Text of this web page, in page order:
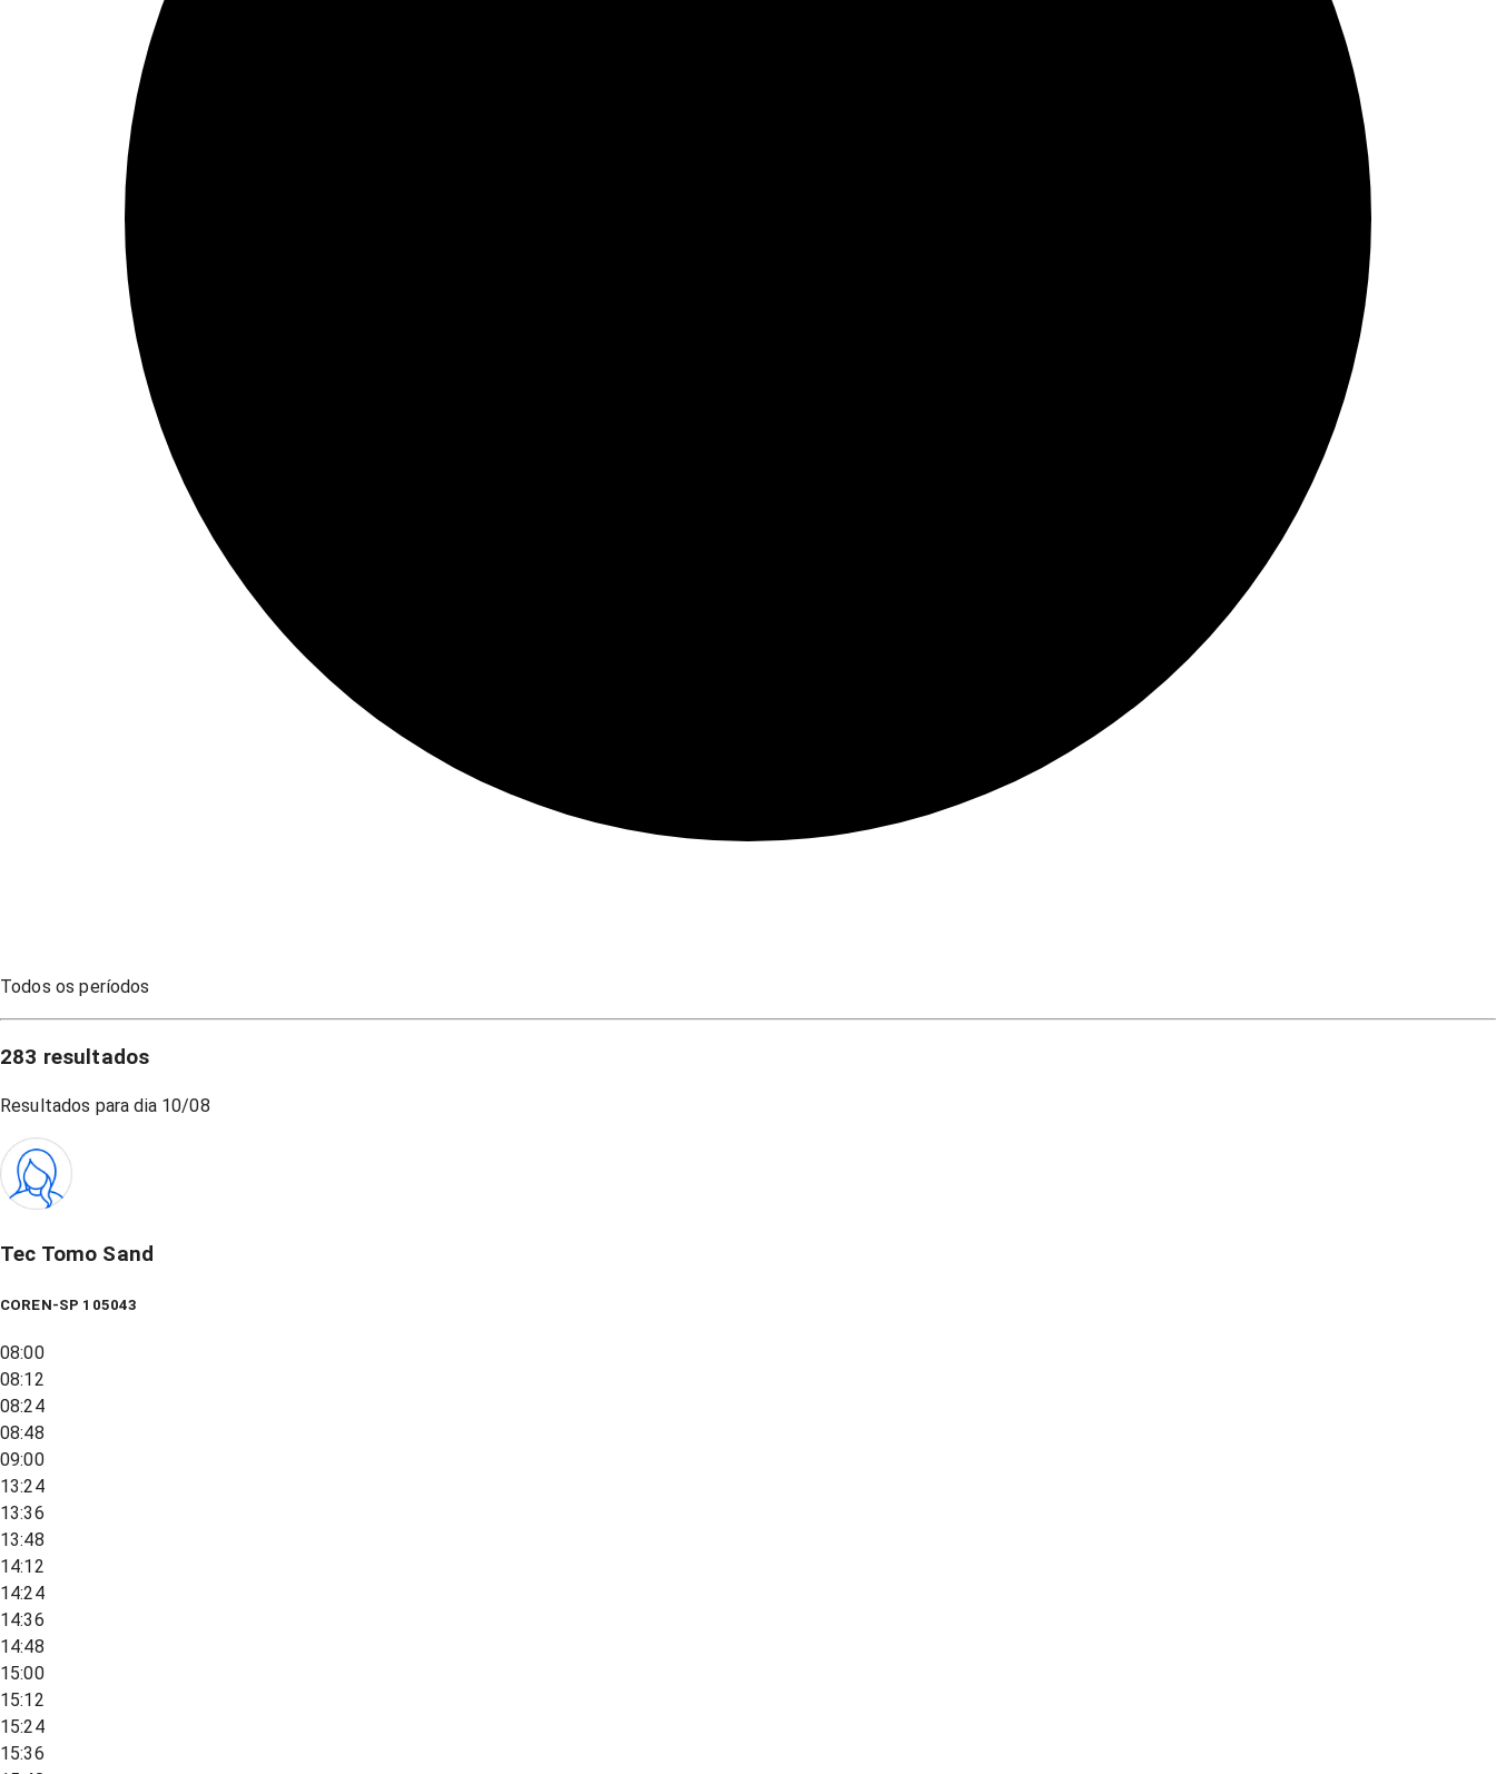
Todos os períodos
283 resultados
Resultados para dia 10/08
Tec Tomo Sand
COREN-SP 105043
08:00
08:12
08:24
08:48
09:00
13:24
13:36
13:48
14:12
14:24
14:36
14:48
15:00
15:12
15:24
15:36